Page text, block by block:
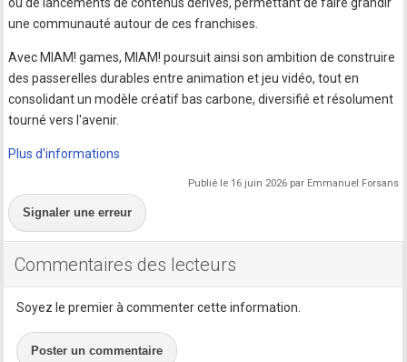
une communauté autour de ces franchises.
Avec MIAM! games, MIAM! poursuit ainsi son ambition de construire
des passerelles durables entre animation et jeu vidéo, tout en
consolidant un modèle créatif bas carbone, diversifié et résolument
tourné vers l'avenir.
Plus d'informations
Publié le 16 juin 2026 par Emmanuel Forsans
Signaler une erreur
Commentaires des lecteurs
Soyez le premier à commenter cette information.
Poster un commentaire